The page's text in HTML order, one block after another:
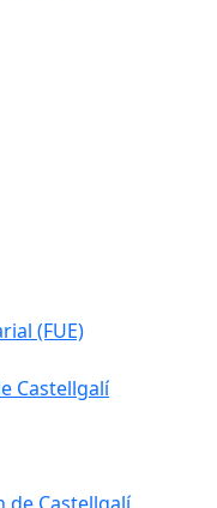
(FUE)
Castellgalí